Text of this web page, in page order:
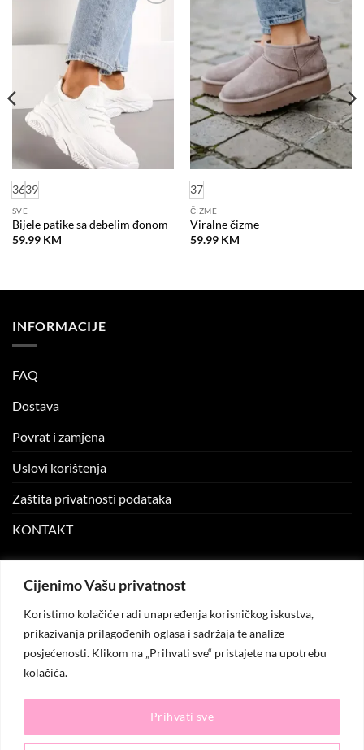
Cijenimo Vašu privatnost
Koristimo kolačiće radi unapređenja korisničkog iskustva,
prikazivanja prilagođenih oglasa i sadržaja te analize
posjećenosti. Klikom na „Prihvati sve“ pristajete na upotrebu
kolačića.
Prihvati sve
3639
SVE
Bijele patike sa debelim đonom
59.99 KM
listu
želja
37
ČIZME
Viralne čizme
59.99 KM
INFORMACIJE
FAQ
Dostava
Povrat i zamjena
Uslovi korištenja
Zaštita privatnosti podataka
KONTAKT
Moj nalog
Moje narudžbe
© 2026KO.MODA. Sva prava zadržana.